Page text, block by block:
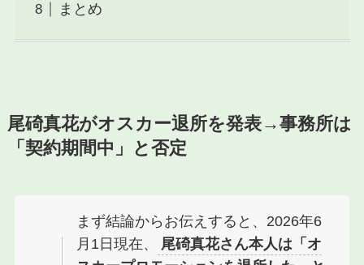
まとめ
尾碕真花がオスカー退所を発表→事務所は
「契約期間中」と否定
まず結論からお伝えすると、2026年6
月1日現在、
尾碕真花さん本人は「オ